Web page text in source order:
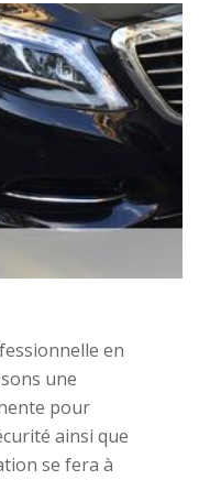
en
une
pour
ainsi que
se fera à